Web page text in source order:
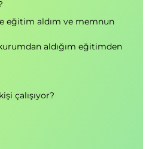
çevrim içi sınava girerler.
eğitim aldım ve memnun
aldığım eğitimden
çalışıyor?